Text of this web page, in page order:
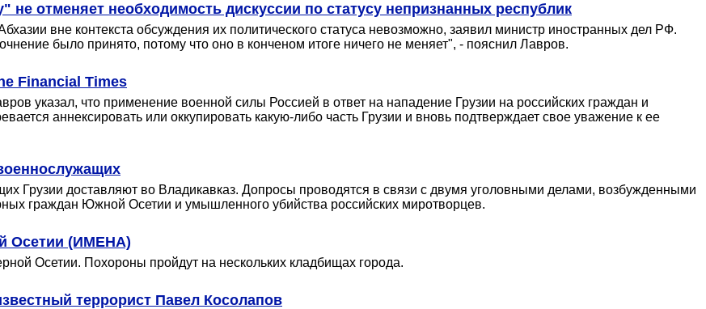
отменяет необходимость дискуссии по статусу непризнанных республик
вне контекста обсуждения их политического статуса невозможно, заявил министр иностранных дел РФ.
было принято, потому что оно в конченом итоге ничего не меняет", - пояснил Лавров.
Financial Times
указал, что применение военной силы Россией в ответ на нападение Грузии на российских граждан и
аннексировать или оккупировать какую-либо часть Грузии и вновь подтверждает свое уважение к ее
Грузии доставляют во Владикавказ. Допросы проводятся в связи с двумя уголовными делами, возбужденными
граждан Южной Осетии и умышленного убийства российских миротворцев.
Осетии (ИМЕНА)
Осетии. Похороны пройдут на нескольких кладбищах города.
террорист Павел Косолапов